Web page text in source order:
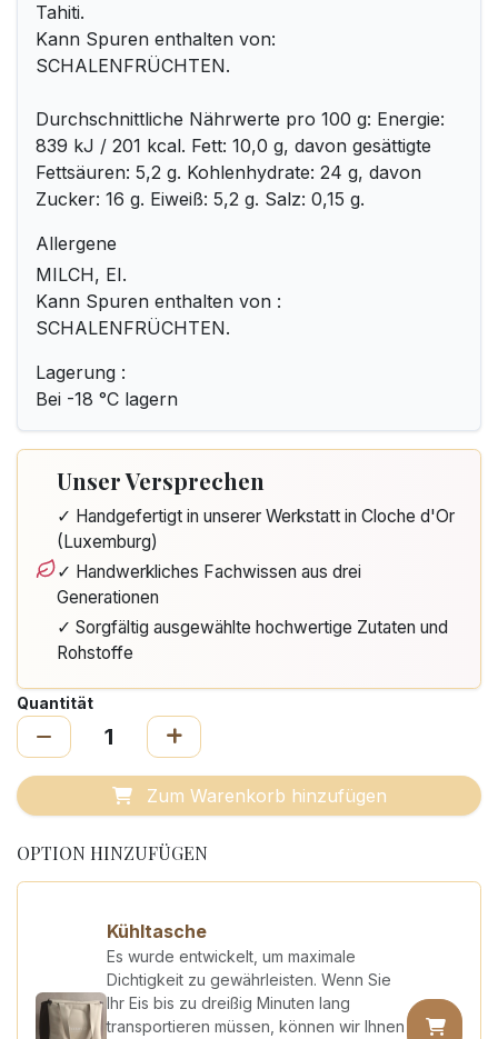
Tahiti.
Kann Spuren enthalten von:
SCHALENFRÜCHTEN.
Durchschnittliche Nährwerte pro 100 g: Energie:
839 kJ / 201 kcal. Fett: 10,0 g, davon gesättigte
Fettsäuren: 5,2 g. Kohlenhydrate: 24 g, davon
Zucker: 16 g. Eiweiß: 5,2 g. Salz: 0,15 g.
Allergene
MILCH, EI.
Kann Spuren enthalten von :
SCHALENFRÜCHTEN.
Lagerung :
Bei -18 °C lagern
Unser Versprechen
✓ Handgefertigt in unserer Werkstatt in Cloche d'Or
(Luxemburg)
✓ Handwerkliches Fachwissen aus drei
Generationen
✓ Sorgfältig ausgewählte hochwertige Zutaten und
Rohstoffe
Quantität
Zum Warenkorb hinzufügen
OPTION HINZUFÜGEN
Kühltasche
Es wurde entwickelt, um maximale
Dichtigkeit zu gewährleisten. Wenn Sie
Ihr Eis bis zu dreißig Minuten lang
transportieren müssen, können wir Ihnen